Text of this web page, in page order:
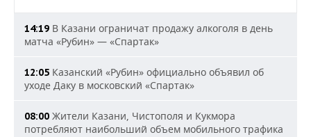
14:19 В Казани ограничат продажу алкоголя в день
матча «Рубин» — «Спартак»
12:05 Казанский «Рубин» официально объявил об
уходе Даку в московский «Спартак»
08:00 Жители Казани, Чистополя и Кукмора
потребляют наибольший объем мобильного трафика